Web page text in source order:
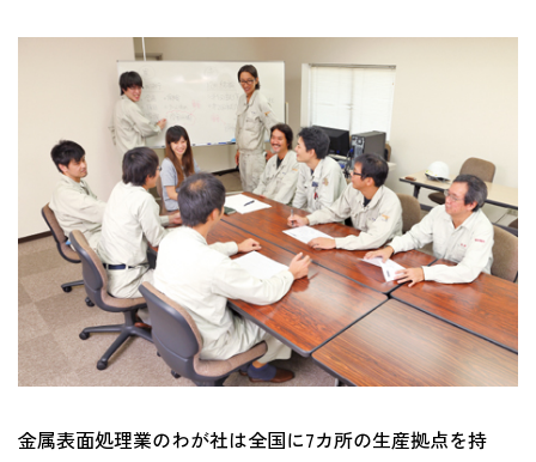
金属表面処理業のわが社は全国に7カ所の生産拠点を持